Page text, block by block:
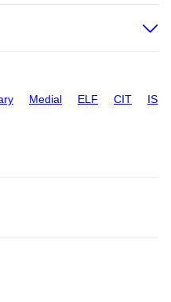
Medial ELF CIT IS